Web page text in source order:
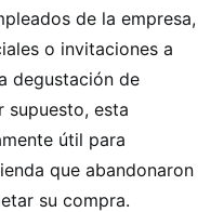
de la empresa,
o invitaciones a
degustación de
supuesto, esta
útil para
que abandonaron
su compra.